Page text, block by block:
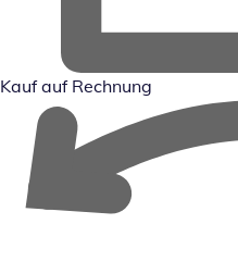
Kauf auf Rechnung